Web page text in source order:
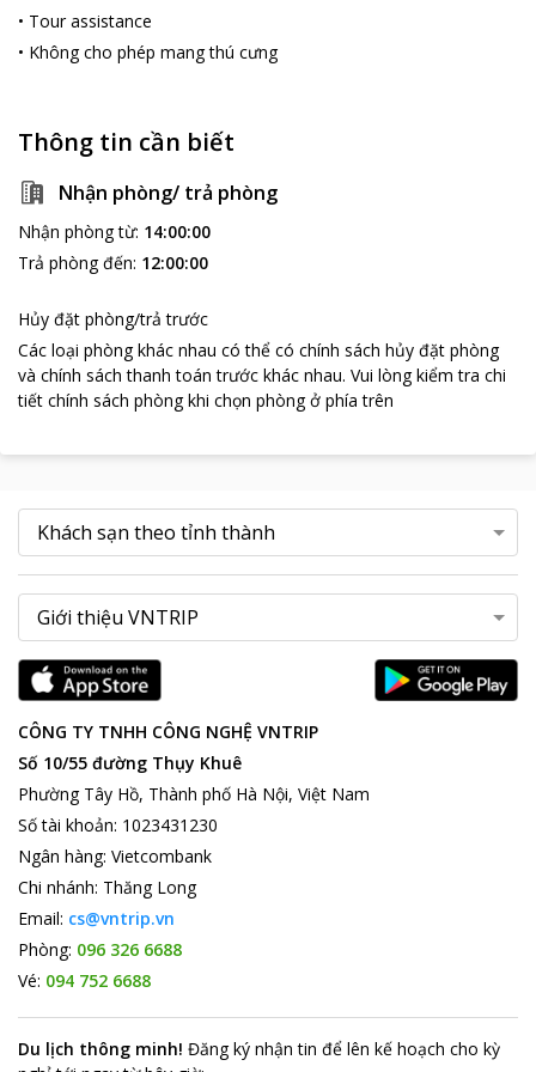
• Tour assistance
• Không cho phép mang thú cưng
Thông tin cần biết
Nhận phòng/ trả phòng
Nhận phòng từ: 14:00:00
Trả phòng đến: 12:00:00
Hủy đặt phòng/trả trước
Các loại phòng khác nhau có thể có chính sách hủy đặt phòng
và chính sách thanh toán trước khác nhau. Vui lòng kiểm tra chi
tiết chính sách phòng khi chọn phòng ở phía trên
CÔNG TY TNHH CÔNG NGHỆ VNTRIP
Số 10/55 đường Thụy Khuê
Phường Tây Hồ, Thành phố Hà Nội, Việt Nam
Số tài khoản: 1023431230
Ngân hàng: Vietcombank
Chi nhánh: Thăng Long
Email: cs@vntrip.vn
Phòng: 096 326 6688
Vé: 094 752 6688
Du lịch thông minh! Đăng ký nhận tin để lên kế hoạch cho kỳ